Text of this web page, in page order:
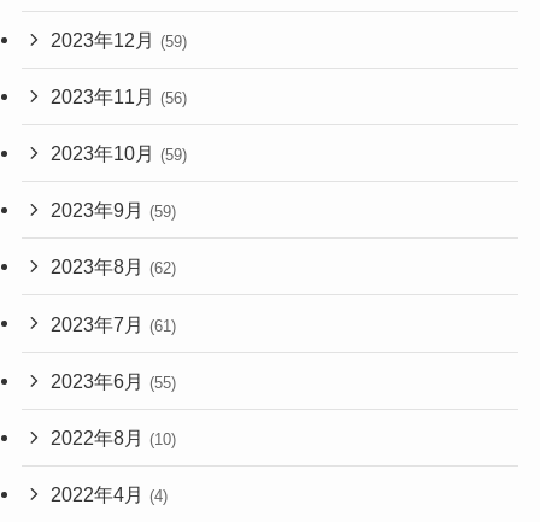
2023年12月 (59)
2023年11月 (56)
2023年10月 (59)
2023年9月 (59)
2023年8月 (62)
2023年7月 (61)
2023年6月 (55)
2022年8月 (10)
2022年4月 (4)